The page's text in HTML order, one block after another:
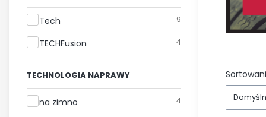
Marka
Tech 9
TECHFusion 4
TECHNOLOGIA NAPRAWY
Technologia naprawy
na zimno 4